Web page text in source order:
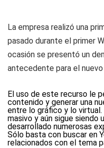
La empresa realizó una
pasado durante el primer
ocasión se presentó un
antecedente para el
El uso de este recurso le
contenido y generar una
entre lo gráfico y lo virtual.
masivo y aún sigue siendo
desarrollado numerosas
Sólo basta con buscar en
relacionados con el tema